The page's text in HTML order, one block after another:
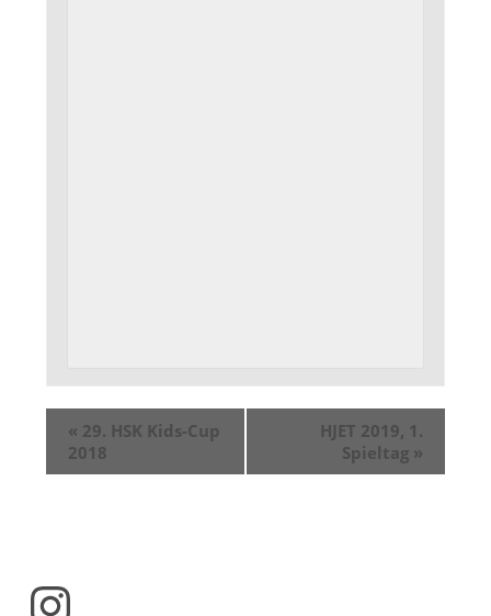
« 29. HSK Kids-Cup
2018
HJET 2019, 1.
Spieltag »
Instagram